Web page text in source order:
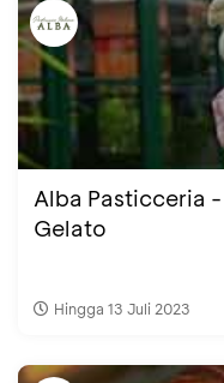
Alba Pasticceria
Gelato
Hingga 13 Juli 2023